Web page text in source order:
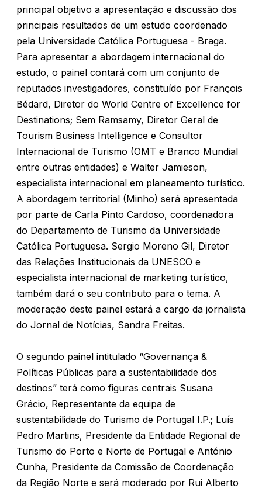
principal objetivo a apresentação e discussão dos
principais resultados de um estudo coordenado
pela Universidade Católica Portuguesa - Braga.
Para apresentar a abordagem internacional do
estudo, o painel contará com um conjunto de
reputados investigadores, constituído por François
Bédard, Diretor do World Centre of Excellence for
Destinations; Sem Ramsamy, Diretor Geral de
Tourism Business Intelligence e Consultor
Internacional de Turismo (OMT e Branco Mundial
entre outras entidades) e Walter Jamieson,
especialista internacional em planeamento turístico.
A abordagem territorial (Minho) será apresentada
por parte de Carla Pinto Cardoso, coordenadora
do Departamento de Turismo da Universidade
Católica Portuguesa. Sergio Moreno Gil, Diretor
das Relações Institucionais da UNESCO e
especialista internacional de marketing turístico,
também dará o seu contributo para o tema. A
moderação deste painel estará a cargo da jornalista
do Jornal de Notícias, Sandra Freitas.
O segundo painel intitulado “Governança &
Políticas Públicas para a sustentabilidade dos
destinos” terá como figuras centrais Susana
Grácio, Representante da equipa de
sustentabilidade do Turismo de Portugal I.P.; Luís
Pedro Martins, Presidente da Entidade Regional de
Turismo do Porto e Norte de Portugal e António
Cunha, Presidente da Comissão de Coordenação
da Região Norte e será moderado por Rui Alberto